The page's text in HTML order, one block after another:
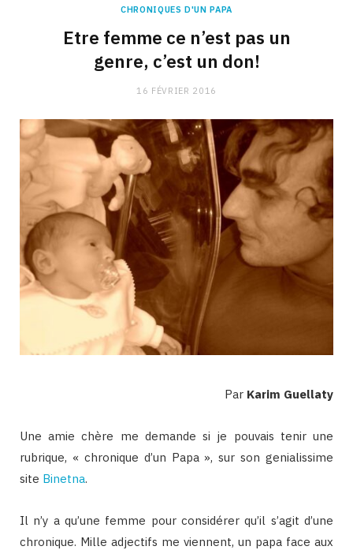
CHRONIQUES D'UN PAPA
Etre femme ce n’est pas un
genre, c’est un don!
16 FÉVRIER 2016
Par Karim Guellaty
Une amie chère me demande si je pouvais tenir une
rubrique, « chronique d’un Papa », sur son genialissime
site Binetna.
Il n’y a qu’une femme pour considérer qu’il s’agit d’une
chronique. Mille adjectifs me viennent, un papa face aux